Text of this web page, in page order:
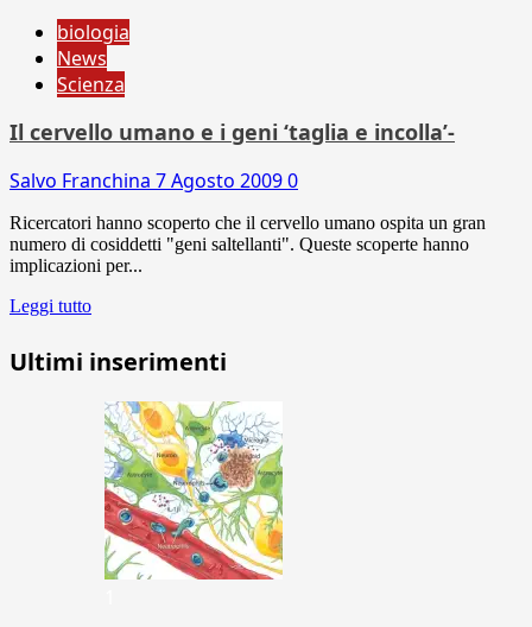
biologia
News
Scienza
Il cervello umano e i geni ‘taglia e incolla’-
Salvo Franchina 7 Agosto 20090
Ricercatori hanno scoperto che il cervello umano ospita un gran
numero di cosiddetti "geni saltellanti". Queste scoperte hanno
implicazioni per...
Leggi tutto
Ultimi inserimenti